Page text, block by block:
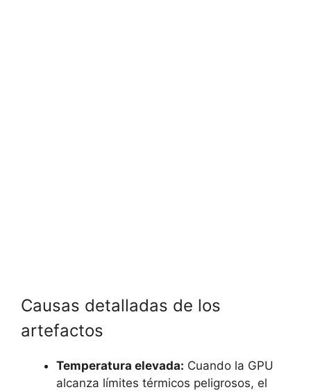
Causas detalladas de los
artefactos
Temperatura elevada: Cuando la GPU
alcanza límites térmicos peligrosos, el